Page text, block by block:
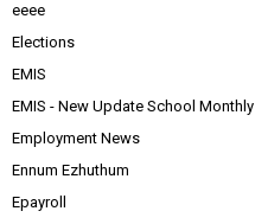
eeee
Elections
EMIS
EMIS - New Update School
Employment News
Ennum Ezhuthum
Epayroll